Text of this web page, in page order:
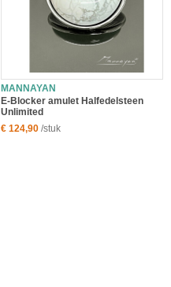
MANNAYAN
E-Blocker amulet Halfedelsteen
Unlimited
€ 124,90/stuk